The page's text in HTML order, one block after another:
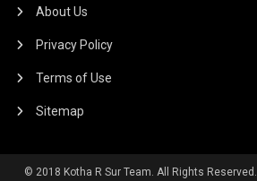
About Us
Privacy Policy
Terms of Use
Sitemap
© 2018 Kotha R Sur Team. All Rights Reserved.